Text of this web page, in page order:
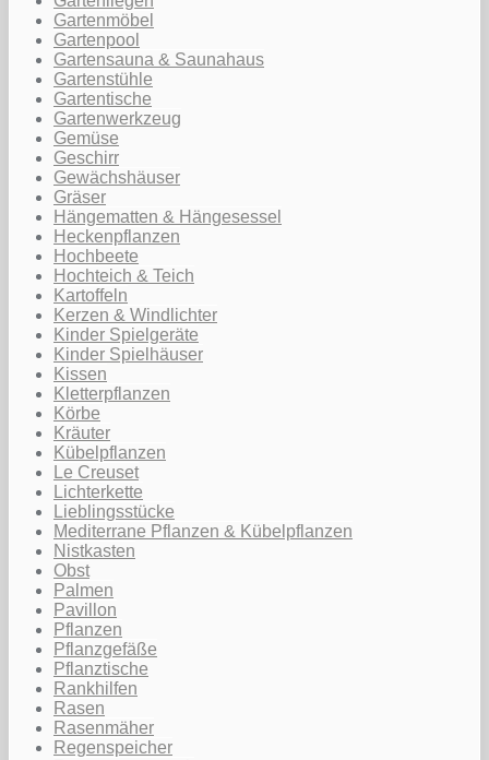
Gartenmöbel
Gartenpool
Gartensauna & Saunahaus
Gartenstühle
Gartentische
Gartenwerkzeug
Gemüse
Geschirr
Gewächshäuser
Gräser
Hängematten & Hängesessel
Heckenpflanzen
Hochbeete
Hochteich & Teich
Kartoffeln
Kerzen & Windlichter
Kinder Spielgeräte
Kinder Spielhäuser
Kissen
Kletterpflanzen
Körbe
Kräuter
Kübelpflanzen
Le Creuset
Lichterkette
Lieblingsstücke
Mediterrane Pflanzen & Kübelpflanzen
Nistkasten
Obst
Palmen
Pavillon
Pflanzen
Pflanzgefäße
Pflanztische
Rankhilfen
Rasen
Rasenmäher
Regenspeicher